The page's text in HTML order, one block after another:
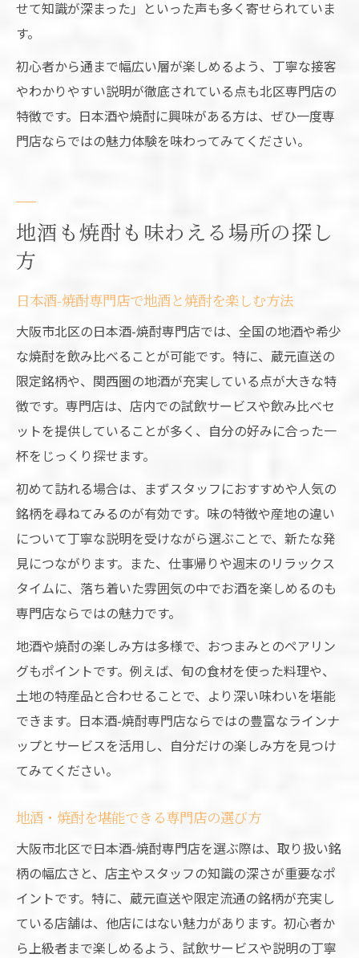
せて知識が深まった」といった声も多く寄せられていま
す。
初心者から通まで幅広い層が楽しめるよう、丁寧な接客
やわかりやすい説明が徹底されている点も北区専門店の
特徴です。日本酒や焼酎に興味がある方は、ぜひ一度専
門店ならではの魅力体験を味わってみてください。
地酒も焼酎も味わえる場所の探し
方
日本酒-焼酎専門店で地酒と焼酎を楽しむ方法
大阪市北区の日本酒-焼酎専門店では、全国の地酒や希少
な焼酎を飲み比べることが可能です。特に、蔵元直送の
限定銘柄や、関西圏の地酒が充実している点が大きな特
徴です。専門店は、店内での試飲サービスや飲み比べセ
ットを提供していることが多く、自分の好みに合った一
杯をじっくり探せます。
初めて訪れる場合は、まずスタッフにおすすめや人気の
銘柄を尋ねてみるのが有効です。味の特徴や産地の違い
について丁寧な説明を受けながら選ぶことで、新たな発
見につながります。また、仕事帰りや週末のリラックス
タイムに、落ち着いた雰囲気の中でお酒を楽しめるのも
専門店ならではの魅力です。
地酒や焼酎の楽しみ方は多様で、おつまみとのペアリン
グもポイントです。例えば、旬の食材を使った料理や、
土地の特産品と合わせることで、より深い味わいを堪能
できます。日本酒-焼酎専門店ならではの豊富なラインナ
ップとサービスを活用し、自分だけの楽しみ方を見つけ
てみてください。
地酒・焼酎を堪能できる専門店の選び方
大阪市北区で日本酒-焼酎専門店を選ぶ際は、取り扱い銘
柄の幅広さと、店主やスタッフの知識の深さが重要なポ
イントです。特に、蔵元直送や限定流通の銘柄が充実し
ている店舗は、他店にはない魅力があります。初心者か
ら上級者まで楽しめるよう、試飲サービスや説明の丁寧